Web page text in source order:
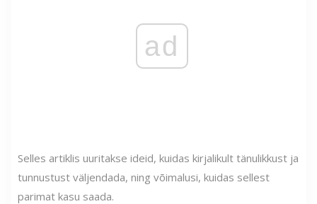
ad
Selles artiklis uuritakse ideid, kuidas kirjalikult tänulikkust ja
tunnustust väljendada, ning võimalusi, kuidas sellest
parimat kasu saada.